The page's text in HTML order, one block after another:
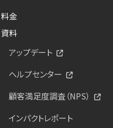
料金
資料
アップデート
ヘルプセンター
顧客満足度調査（NPS）
インパクトレポート